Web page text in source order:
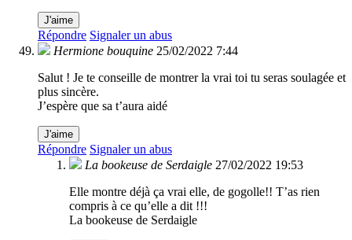
J'aime
Répondre Signaler un abus
Hermione bouquine 25/02/2022 7:44
Salut ! Je te conseille de montrer la vrai toi tu seras soulagée et
plus sincère.
J’espère que sa t’aura aidé
J'aime
Répondre Signaler un abus
La bookeuse de Serdaigle 27/02/2022 19:53
Elle montre déjà ça vrai elle, de gogolle!! T’as rien
compris à ce qu’elle a dit !!!
La bookeuse de Serdaigle